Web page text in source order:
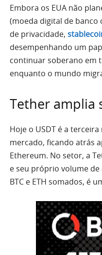
Embora os EUA não
(moeda digital de banco
de privacidade,
desempenhando um
continuar soberano em
enquanto o mundo
Tether amplia
Hoje o USDT é a
mercado, ficando atrás
Ethereum. No setor, a
e seu próprio volume
BTC e ETH somados, é